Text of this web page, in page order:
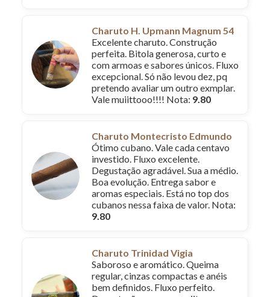
Charuto H. Upmann Magnum 54
Excelente charuto. Construção
perfeita. Bitola generosa, curto e
com armoas e sabores únicos. Fluxo
excepcional. Só não levou dez, pq
pretendo avaliar um outro exmplar.
Vale muiittooo!!!! Nota: 9.80
Charuto Montecristo Edmundo
Ótimo cubano. Vale cada centavo
investido. Fluxo excelente.
Degustação agradável. Sua a médio.
Boa evolução. Entrega sabor e
aromas especiais. Está no top dos
cubanos nessa faixa de valor. Nota:
9.80
Charuto Trinidad Vigia
Saboroso e aromático. Queima
regular, cinzas compactas e anéis
bem definidos. Fluxo perfeito.